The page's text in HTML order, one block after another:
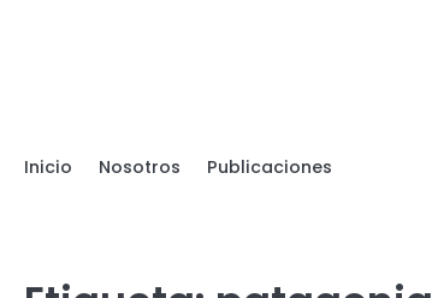
Inicio Nosotros Publicaciones